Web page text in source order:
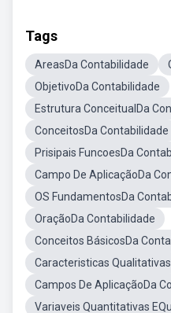
Tags
AreasDa Contabilidade
ObjetivoDa Contabilidade
Estrutura ConceitualDa
ConceitosDa Contabilidade
Prisipais FuncoesDa
Campo De AplicaçãoDa
OS FundamentosDa
OraçãoDa Contabilidade
Conceitos BásicosDa
Caracteristicas Qualitativas
Campos De AplicaçãoDa
Variaveis Quantitativas